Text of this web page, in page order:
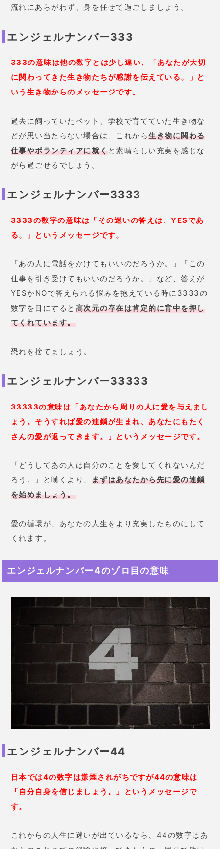
流れにあらがわず、身を任せて過ごしましょう。
エンジェルナンバー333
333の意味は他の数字とは少し違い、「あなたが大切
に関わってきた生き物たちが感謝を伝えている。」と
いう生き物からのメッセージです。
過去に飼っていたペット、学校で育てていた生き物な
どが思い当たらない場合は、これから生き物に関わる
仕事やボランティアに就くと素晴らしい充実を感じな
がら過ごせるでしょう。
エンジェルナンバー3333
3333の数字の意味は「その迷いの答えは、YESであ
る。」というメッセージです。
「あの人に電話をかけてもいいのだろうか。」「この
仕事を引き受けてもいいのだろうか。」など、答えが
YESかNOで答えられる悩みを抱えている時に3333の
数字を目にすると 高次元の存在は肯定的に背中を押し
てくれています。
恐れを捨てましょう。
エンジェルナンバー33333
33333の意味は「あなたから周りの人に愛を与えまし
ょう。 そうすれば愛の連鎖が生まれ、あなたにもたく
さんの愛が返ってきます。」というメッセージです。
「どうしてあの人は自分のことを愛してくれないんだ
ろう。」と嘆くより、 まずはあなたから先に愛の連鎖
を始めましょう。
愛の循環が、あなたの人生をより充実したものにして
くれます。
エンジェルナンバー4のゾロ目の意味
エンジェルナンバー44
日本では4の数字は嫌煙されがちですが44の意味は
「自分自身を信じましょう。」というメッセージで
す。
これからの人生に迷いが出ているなら、44の数字はあ